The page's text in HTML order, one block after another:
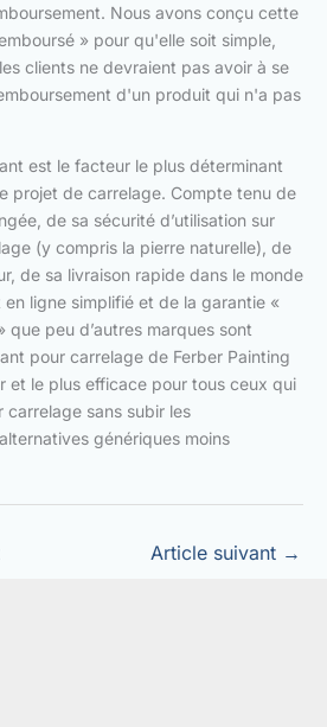
Nous avons conçu cette
» pour qu'elle soit simple,
clients ne devraient pas avoir à se
d'un produit qui n'a pas
est le facteur le plus déterminant
projet de carrelage. Compte tenu de
de sa sécurité d’utilisation sur
(y compris la pierre naturelle), de
de sa livraison rapide dans le monde
ligne simplifié et de la garantie «
que peu d’autres marques sont
pour carrelage de Ferber Painting
et le plus efficace pour tous ceux qui
sans subir les
génériques moins
Article suivant →